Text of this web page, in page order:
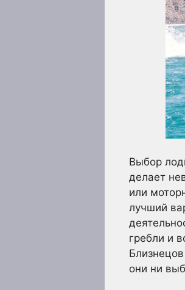
Выбор
делает
или
лучший
гребли и
они ни